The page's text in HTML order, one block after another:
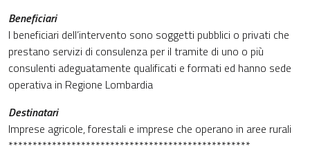
Beneficiari
I beneficiari dell’intervento sono soggetti pubblici o privati che
prestano servizi di consulenza per il tramite di uno o più
consulenti adeguatamente qualificati e formati ed hanno sede
operativa in Regione Lombardia
Destinatari
Imprese agricole, forestali e imprese che operano in aree rurali
**************************************************